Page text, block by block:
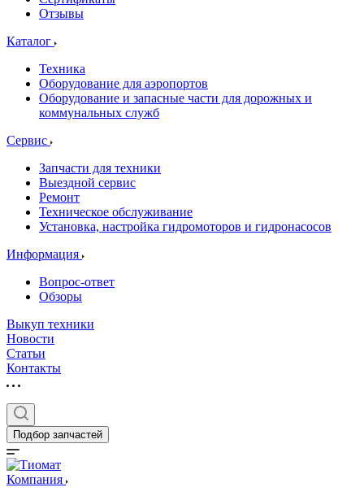
Отзывы
Каталог
Техника
Оборудование для аэропортов
Оборудование и запасные части для дорожных и
коммунальных служб
Сервис
Запчасти для техники
Выездной сервис
Ремонт
Техническое обслуживание
Установка, настройка гидромоторов и гидронасосов
Информация
Вопрос-ответ
Обзоры
Выкуп техники
Новости
Статьи
Контакты
Подбор запчастей
Компания